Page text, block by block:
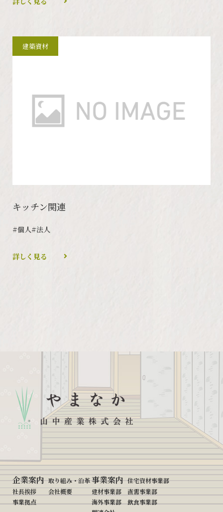
建築資材
キッチン関連
#個人#法人
詳しく見る
企業案内 取り組み・沿革
社長挨拶
会社概要
事業拠点
事業案内 住宅資材事業部
建材事業部
直需事業部
海外事業部
飲食事業部